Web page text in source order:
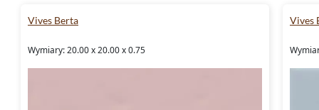
Vives Berta
Wymiary: 20.00 x 20.00 x 0.75
Vives